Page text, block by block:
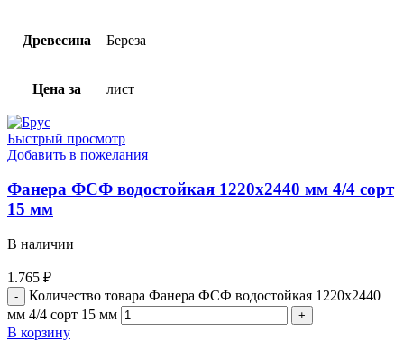
Древесина Береза
Цена за лист
Быстрый просмотр
Добавить в пожелания
Фанера ФСФ водостойкая 1220х2440 мм 4/4 сорт
15 мм
В наличии
1.765 ₽
Количество товара Фанера ФСФ водостойкая 1220х2440
мм 4/4 сорт 15 мм
В корзину